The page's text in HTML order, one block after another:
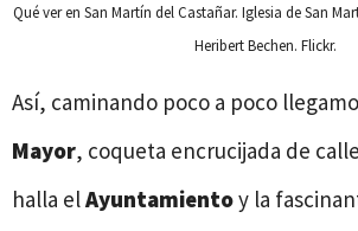
Qué ver en San Martín del Castañar. Iglesia de San
Heribert Bechen. Flickr.
Así, caminando poco a poco
Mayor, coqueta encrucijada de
halla elAyuntamientoy la